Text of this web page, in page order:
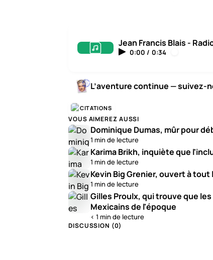
Jean Francis Blais -
0:00 / 0:34
L’aventure continue — suivez-
CITATIONS
VOUS AIMEREZ AUSSI
Dominique Dumas, mûr pour
1 min de lecture
Karima Brikh, inquiète que
1 min de lecture
Kevin Big Grenier, ouvert à
1 min de lecture
Gilles Proulx, qui trouve que
Mexicains de l'époque
< 1 min de lecture
DISCUSSION (0)